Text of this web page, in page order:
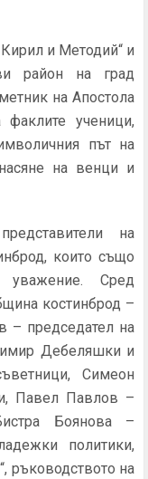
и Методий“ и
район на град
на Апостола
факлите ученици,
път на
на венци и
на
които също
Сред
костинброд –
– председател на
Дебеляшки и
Симеон
Павел Павлов –
Боянова –
политики,
ръководството на